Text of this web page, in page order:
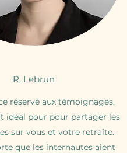
R. Lebrun
réservé aux témoignages.
idéal pour pour partager les
sur vous et votre retraite.
que les internautes aient